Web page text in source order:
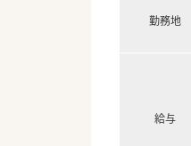
勤務地
給与